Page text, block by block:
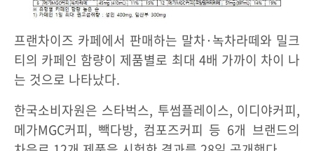
프랜차이즈 카페에서 판매하는 말차·녹차라떼와 밀크
티의 카페인 함량이 제품별로 최대 4배 가까이 차이 나
는 것으로 나타났다.
한국소비자원은 스타벅스, 투썸플레이스, 이디야커피,
메가MGC커피, 빽다방, 컴포즈커피 등 6개 브랜드의